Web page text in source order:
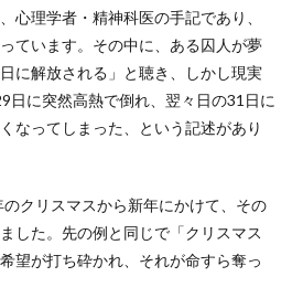
心理学者・精神科医の手記であり、
ています。その中に、ある囚人が夢
に解放される」と聴き、しかし現実
日に突然高熱で倒れ、翌々日の31日に
なってしまった、という記述があり
クリスマスから新年にかけて、その
した。先の例と同じで「クリスマス
望が打ち砕かれ、それが命すら奪っ